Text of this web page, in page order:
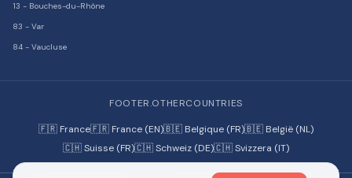
13 - Bouches-du-Rhône
83 - Var
84 - Vaucluse
FOOTER.OTHERCOUNTRIES
🇫🇷 France🇫🇷 France (EN)🇧🇪 Belgique (FR)🇧🇪 België (NL)
🇨🇭 Suisse (FR)🇨🇭 Schweiz (DE)🇨🇭 Svizzera (IT)